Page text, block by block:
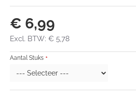
€ 6,99
Excl. BTW: € 5,78
Aantal Stuks